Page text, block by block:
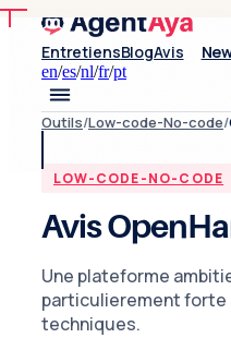
EntretiensBlogAvis
en/es/nl/fr/pt
Outils/Low-code-No-code/
LOW-CODE-NO-CODE
Avis
Une plateforme
particulierement forte
techniques.